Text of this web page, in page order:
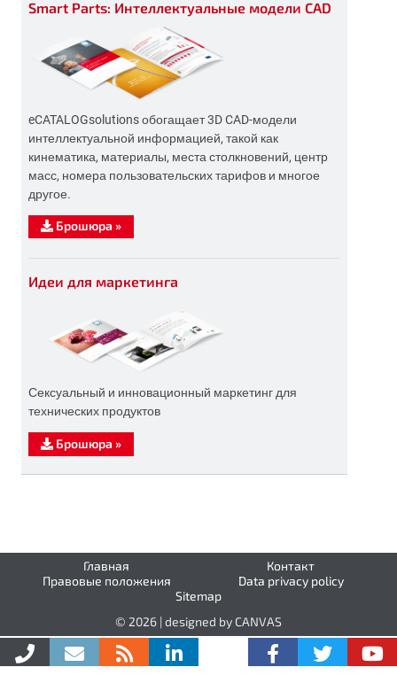
Smart Parts: Интеллектуальные модели CAD
eCATALOGsolutions обогащает 3D CAD-модели
интеллектуальной информацией, такой как
кинематика, материалы, места столкновений, центр
масс, номера пользовательских тарифов и многое
другое.
Брошюра »
Идеи для маркетинга
Сексуальный и инновационный маркетинг для
технических продуктов
Брошюра »
Главная
Контакт
Правовые положения
Data privacy policy
Sitemap
© 2026 | designed by CANVAS